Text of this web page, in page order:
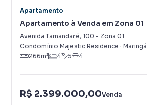
Apartamento
Apartamento à Venda em Zona 01
Avenida Tamandaré, 100 - Zona 01
Condomínio Majestic Residence · Maringá
266m² 4 5 4
R$ 2.399.000,00Venda